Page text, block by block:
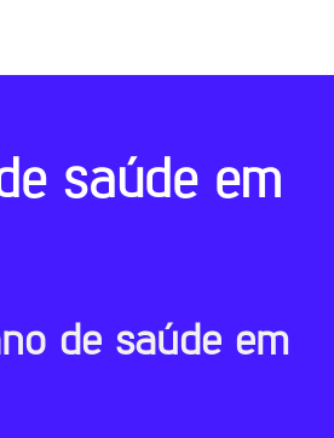
saúde em
de saúde em